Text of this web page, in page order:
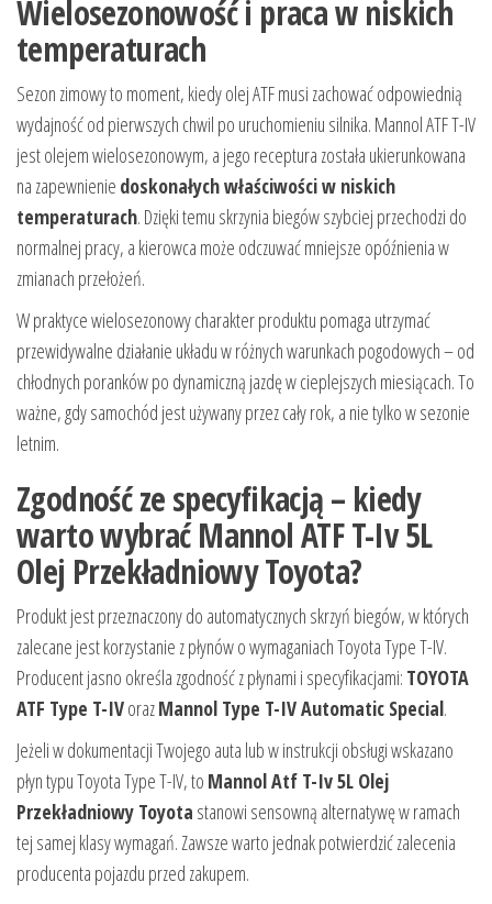
Wielosezonowość i praca w niskich
temperaturach
Sezon zimowy to moment, kiedy olej ATF musi zachować odpowiednią
wydajność od pierwszych chwil po uruchomieniu silnika. Mannol ATF T-IV
jest olejem wielosezonowym, a jego receptura została ukierunkowana
na zapewnienie doskonałych właściwości w niskich
temperaturach. Dzięki temu skrzynia biegów szybciej przechodzi do
normalnej pracy, a kierowca może odczuwać mniejsze opóźnienia w
zmianach przełożeń.
W praktyce wielosezonowy charakter produktu pomaga utrzymać
przewidywalne działanie układu w różnych warunkach pogodowych – od
chłodnych poranków po dynamiczną jazdę w cieplejszych miesiącach. To
ważne, gdy samochód jest używany przez cały rok, a nie tylko w sezonie
letnim.
Zgodność ze specyfikacją – kiedy
warto wybrać Mannol ATF T-Iv 5L
Olej Przekładniowy Toyota?
Produkt jest przeznaczony do automatycznych skrzyń biegów, w których
zalecane jest korzystanie z płynów o wymaganiach Toyota Type T-IV.
Producent jasno określa zgodność z płynami i specyfikacjami: TOYOTA
ATF Type T-IVorazMannol Type T-IV Automatic Special.
Jeżeli w dokumentacji Twojego auta lub w instrukcji obsługi wskazano
płyn typu Toyota Type T-IV, to Mannol Atf T-Iv 5L Olej
Przekładniowy Toyota stanowi sensowną alternatywę w ramach
tej samej klasy wymagań. Zawsze warto jednak potwierdzić zalecenia
producenta pojazdu przed zakupem.